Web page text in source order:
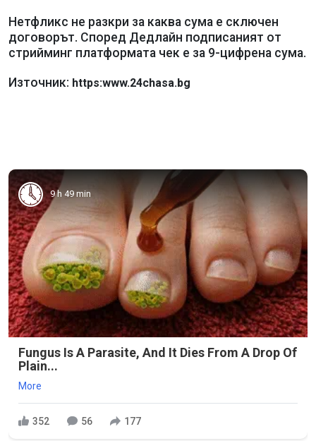
Нетфликс не разкри за каква сума е сключен
договорът. Според Дедлайн подписаният от
стрийминг платформата чек е за 9-цифрена сума.
Източник: https:www.24chasa.bg
9 h 49 min
Fungus Is A Parasite, And It Dies From A Drop Of
Plain...
More
352 56 177